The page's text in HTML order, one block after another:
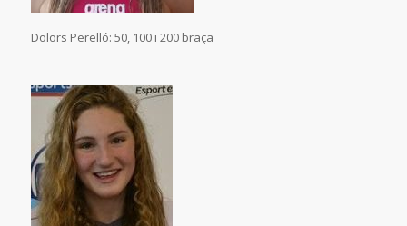
Dolors Perelló: 50, 100 i 200 braça